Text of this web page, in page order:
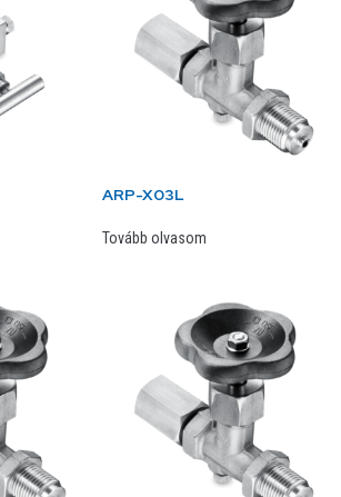
ARP-X03L
Tovább olvasom